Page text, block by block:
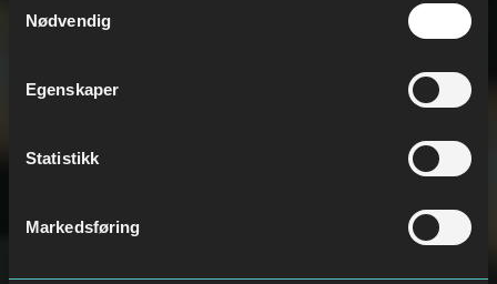
Nødvendig
Egenskaper
Statistikk
Markedsføring